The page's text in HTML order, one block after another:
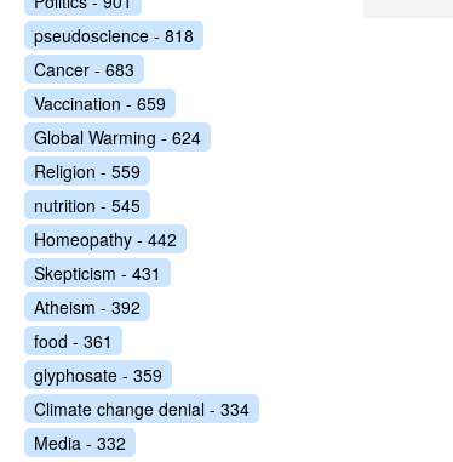
pseudoscience - 818
Cancer - 683
Vaccination - 659
Global Warming - 624
Religion - 559
nutrition - 545
Homeopathy - 442
Skepticism - 431
Atheism - 392
food - 361
glyphosate - 359
Climate change denial - 334
Media - 332